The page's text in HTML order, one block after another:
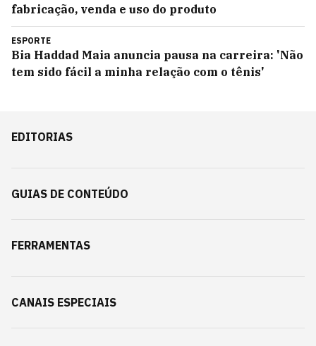
fabricação, venda e uso do produto
ESPORTE
Bia Haddad Maia anuncia pausa na carreira: 'Não
tem sido fácil a minha relação com o tênis'
EDITORIAS
GUIAS DE CONTEÚDO
FERRAMENTAS
CANAIS ESPECIAIS